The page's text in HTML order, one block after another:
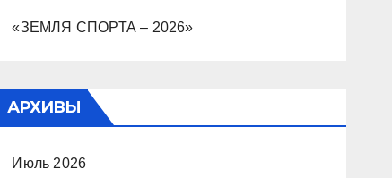
«ЗЕМЛЯ СПОРТА – 2026»
АРХИВЫ
Июль 2026